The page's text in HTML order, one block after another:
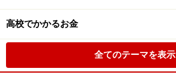
高校でかかるお金
全てのテーマを表示